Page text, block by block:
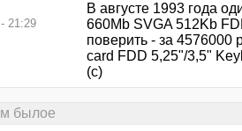
21:29
В августе 1993 года
660Mb SVGA 512Kb
поверить - за
card FDD 5,25"/3,5"
(с)
былое